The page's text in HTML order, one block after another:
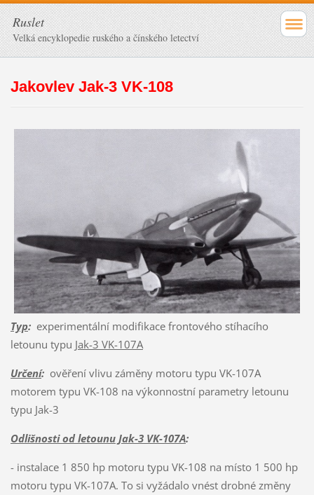
Ruslet
Velká encyklopedie ruského a čínského letectví
Jakovlev Jak-3 VK-108
Typ:experimentální modifikace frontového stíhacího
letounu typu Jak-3 VK-107A
Určení:ověření vlivu záměny motoru typu VK-107A
motorem typu VK-108 na výkonnostní parametry letounu
typu Jak-3
Odlišnosti od letounu Jak-3 VK-107A:
- instalace 1 850 hp motoru typu VK-108 na místo 1 500 hp
motoru typu VK-107A. To si vyžádalo vnést drobné změny